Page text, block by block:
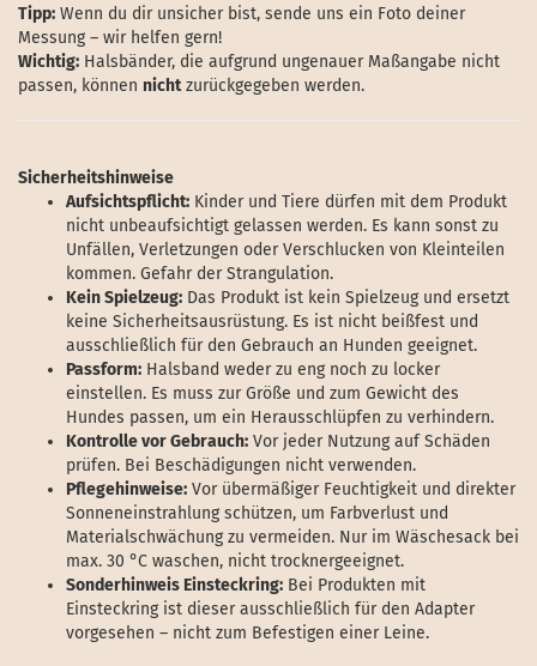
Tipp: Wenn du dir unsicher bist, sende uns ein Foto deiner
Messung – wir helfen gern!
Wichtig: Halsbänder, die aufgrund ungenauer Maßangabe nicht
passen, können nichtzurückgegeben werden.
Sicherheitshinweise
Aufsichtspflicht: Kinder und Tiere dürfen mit dem Produkt
nicht unbeaufsichtigt gelassen werden. Es kann sonst zu
Unfällen, Verletzungen oder Verschlucken von Kleinteilen
kommen. Gefahr der Strangulation.
Kein Spielzeug: Das Produkt ist kein Spielzeug und ersetzt
keine Sicherheitsausrüstung. Es ist nicht beißfest und
ausschließlich für den Gebrauch an Hunden geeignet.
Passform: Halsband weder zu eng noch zu locker
einstellen. Es muss zur Größe und zum Gewicht des
Hundes passen, um ein Herausschlüpfen zu verhindern.
Kontrolle vor Gebrauch: Vor jeder Nutzung auf Schäden
prüfen. Bei Beschädigungen nicht verwenden.
Pflegehinweise: Vor übermäßiger Feuchtigkeit und direkter
Sonneneinstrahlung schützen, um Farbverlust und
Materialschwächung zu vermeiden. Nur im Wäschesack bei
max. 30 °C waschen, nicht trocknergeeignet.
Sonderhinweis Einsteckring: Bei Produkten mit
Einsteckring ist dieser ausschließlich für den Adapter
vorgesehen – nicht zum Befestigen einer Leine.